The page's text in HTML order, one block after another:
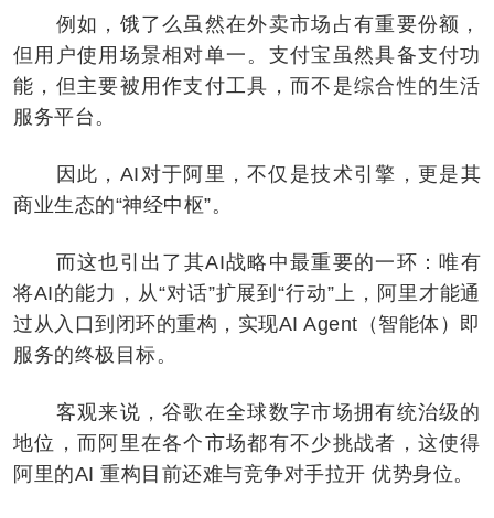
例如，饿了么虽然在外卖市场占有重要份额，
但用户使用场景相对单一。支付宝虽然具备支付功
能，但主要被用作支付工具，而不是综合性的生活
服务平台。
因此，AI对于阿里，不仅是技术引擎，更是其
商业生态的“神经中枢”。
而这也引出了其AI战略中最重要的一环：唯有
将AI的能力，从“对话”扩展到“行动”上，阿里才能通
过从入口到闭环的重构，实现AI Agent（智能体）即
服务的终极目标。
客观来说，谷歌在全球数字市场拥有统治级的
地位，而阿里在各个市场都有不少挑战者，这使得
阿里的AI 重构目前还难与竞争对手拉开 优势身位。